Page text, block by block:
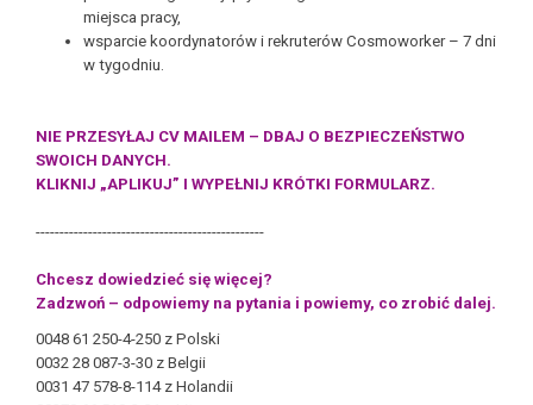
miejsca pracy,
wsparcie koordynatorów i rekruterów Cosmoworker – 7 dni
w tygodniu.
NIE PRZESYŁAJ CV MAILEM – DBAJ O BEZPIECZEŃSTWO
SWOICH DANYCH.
KLIKNIJ „APLIKUJ” I WYPEŁNIJ KRÓTKI FORMULARZ.
------------------------------------------------
Chcesz dowiedzieć się więcej?
Zadzwoń – odpowiemy na pytania i powiemy, co zrobić dalej.
0048 61 250-4-250 z Polski
0032 28 087-3-30 z Belgii
0031 47 578-8-114 z Holandii